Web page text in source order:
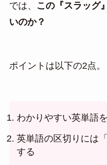
では、
この『スラッグ
いのか？
ポイントは以下の2点。
わかりやすい英単語
英単語の区切りには
する